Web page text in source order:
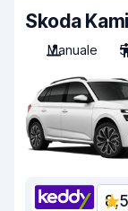
Skoda
Manuale
5
8,5